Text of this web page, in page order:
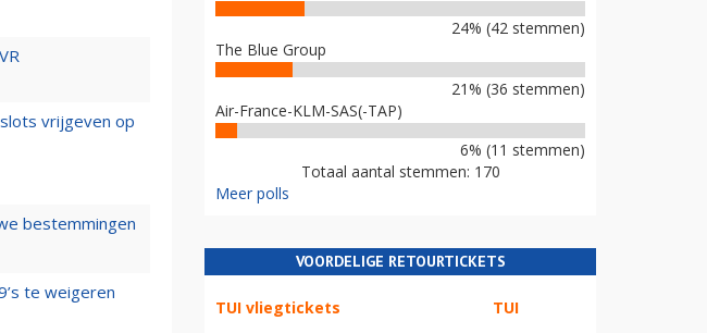
vrijgeven op
bestemmingen
te weigeren
24% (42 stemmen)
The Blue Group
21% (36 stemmen)
Air-France-KLM-SAS(-TAP)
6% (11 stemmen)
Totaal aantal stemmen: 170
Meer polls
VOORDELIGE RETOURTICKETS
TUI vliegtickets TUI